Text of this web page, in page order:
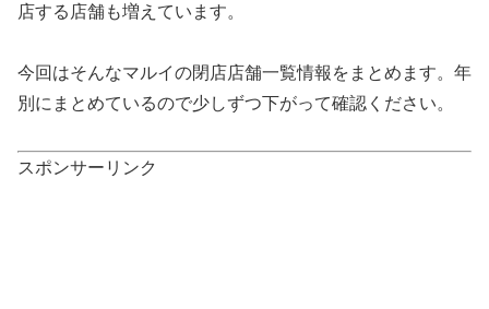
店する店舗も増えています。
今回はそんなマルイの閉店店舗一覧情報をまとめます。年
別にまとめているので少しずつ下がって確認ください。
スポンサーリンク